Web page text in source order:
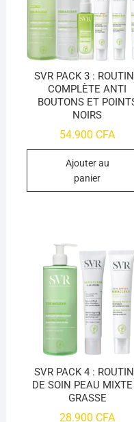
SVR PACK 3 :
COMPLÈTE ANTI
BOUTONS ET
NOIRS
54.900 CFA
Ajouter au
panier
SVR PACK 4 :
DE SOIN PEAU
GRASSE
28.900 CFA